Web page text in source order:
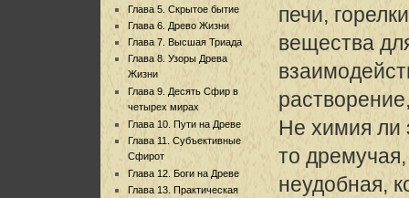
Глава 5. Скрытое бытие
Глава 6. Древо Жизни
Глава 7. Высшая Триада
Глава 8. Узоры Древа
Жизни
Глава 9. Десять Сфир в
четырех мирах
Глава 10. Пути на Древе
Глава 11. Субъективные
Сфирот
Глава 12. Боги на Древе
Глава 13. Практическая
печи,
вещества
Не химия ли
то дремучая,
неудобная,